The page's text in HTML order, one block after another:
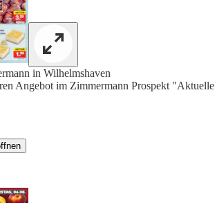
in Wilhelmshaven
Angebot im Zimmermann Prospekt "Aktuelle